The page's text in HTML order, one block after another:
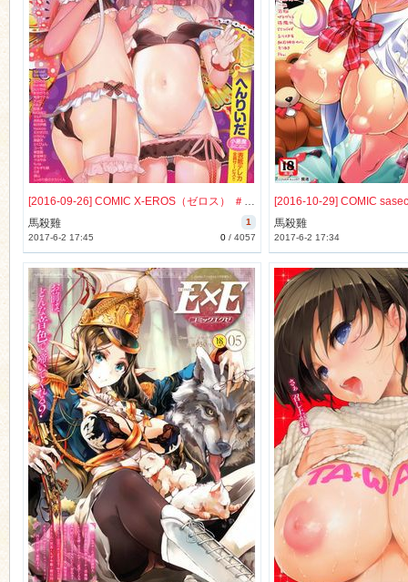
[2016-09-26] COMIC X-EROS（ゼロス） ＃47 COMIC快楽天 2016年11月号増刊 [743M]
1
馬殺雞
0/ 4057
2017-6-2 17:45
馬殺雞
2017-6-2 17:34